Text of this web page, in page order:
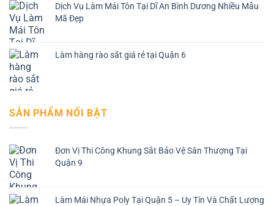
Dịch Vụ Làm Mái Tôn Tại Dĩ An Bình Dương Nhiều Mẫu
Mã Đẹp
Làm hàng rào sắt giá rẻ tại Quận 6
SẢN PHẨM NỔI BẬT
Đơn Vị Thi Công Khung Sắt Bảo Vệ Sân Thượng Tại
Quận 9
Làm Mái Nhựa Poly Tại Quận 5 – Uy Tín Và Chất Lượng